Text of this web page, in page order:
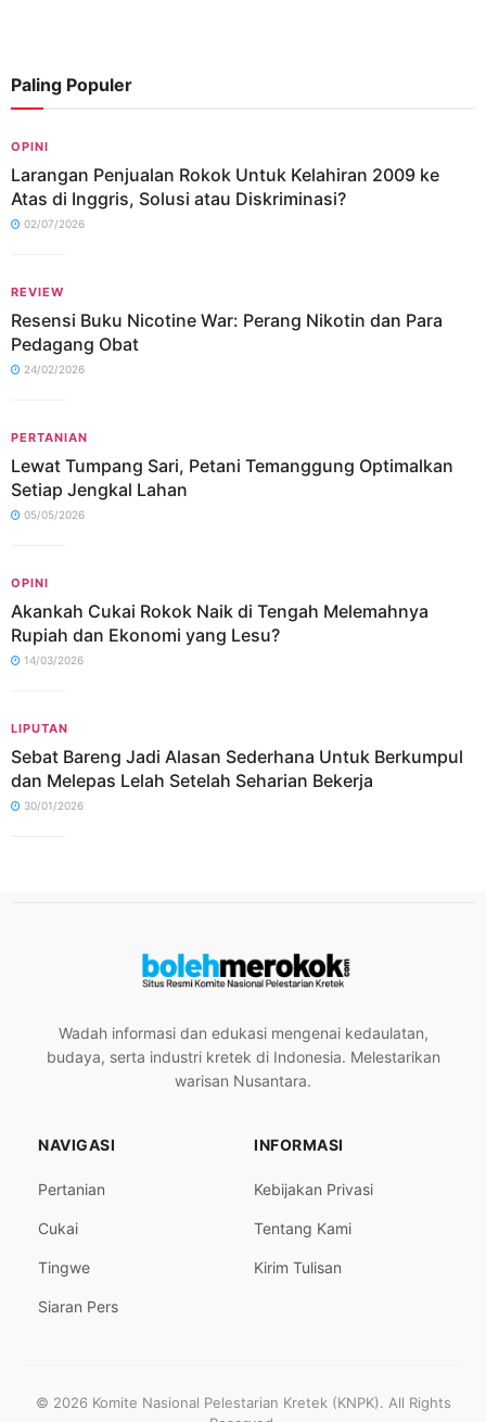
Paling Populer
OPINI
Larangan Penjualan Rokok Untuk Kelahiran 2009 ke
Atas di Inggris, Solusi atau Diskriminasi?
02/07/2026
REVIEW
Resensi Buku Nicotine War: Perang Nikotin dan Para
Pedagang Obat
24/02/2026
PERTANIAN
Lewat Tumpang Sari, Petani Temanggung Optimalkan
Setiap Jengkal Lahan
05/05/2026
OPINI
Akankah Cukai Rokok Naik di Tengah Melemahnya
Rupiah dan Ekonomi yang Lesu?
14/03/2026
LIPUTAN
Sebat Bareng Jadi Alasan Sederhana Untuk Berkumpul
dan Melepas Lelah Setelah Seharian Bekerja
30/01/2026
Wadah informasi dan edukasi mengenai kedaulatan,
budaya, serta industri kretek di Indonesia. Melestarikan
warisan Nusantara.
NAVIGASI
Pertanian
Cukai
Tingwe
Siaran Pers
INFORMASI
Kebijakan Privasi
Tentang Kami
Kirim Tulisan
© 2026 Komite Nasional Pelestarian Kretek (KNPK). All Rights